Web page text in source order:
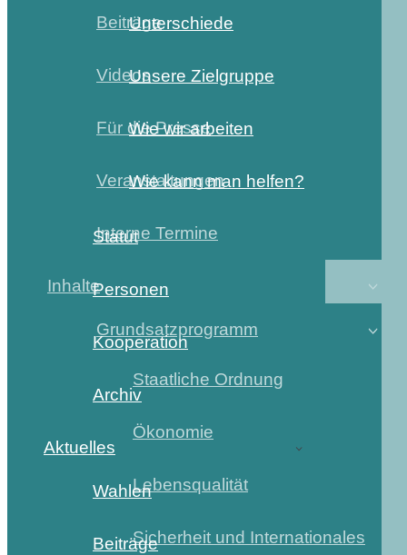
Beiträge
Videos
Für die Presse
Veranstaltungen
Interne Termine
Inhalte
Grundsatzprogramm
Staatliche Ordnung
Ökonomie
Lebensqualität
Sicherheit und Internationales
Unterschiede
Unsere Zielgruppe
Wie wir arbeiten
Wie kann man helfen?
Statut
Personen
Kooperation
Archiv
Aktuelles
Wahlen
Beiträge